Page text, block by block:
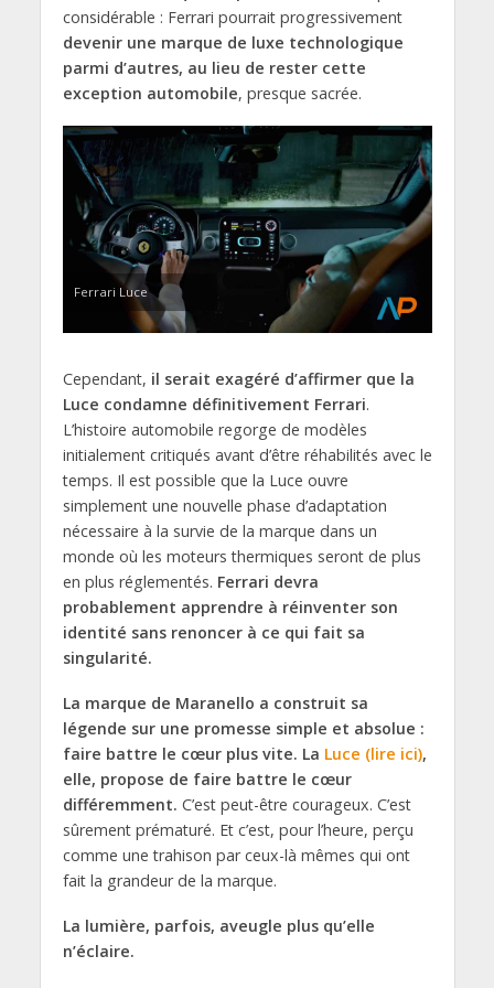
considérable : Ferrari pourrait progressivement
devenir une marque de luxe technologique
parmi d’autres, au lieu de rester cette
exception automobile, presque sacrée.
Ferrari Luce
Cependant, il serait exagéré d’affirmer que la
Luce condamne définitivement Ferrari.
L’histoire automobile regorge de modèles
initialement critiqués avant d’être réhabilités avec le
temps. Il est possible que la Luce ouvre
simplement une nouvelle phase d’adaptation
nécessaire à la survie de la marque dans un
monde où les moteurs thermiques seront de plus
en plus réglementés. Ferrari devra
probablement apprendre à réinventer son
identité sans renoncer à ce qui fait sa
singularité.
La marque de Maranello a construit sa
légende sur une promesse simple et absolue :
faire battre le cœur plus vite. La Luce (lire ici),
elle, propose de faire battre le cœur
différemment. C’est peut-être courageux. C’est
sûrement prématuré. Et c’est, pour l’heure, perçu
comme une trahison par ceux-là mêmes qui ont
fait la grandeur de la marque.
La lumière, parfois, aveugle plus qu’elle
n’éclaire.